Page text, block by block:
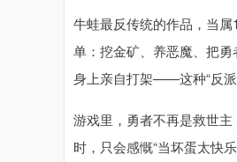
牛蛙最反传统的作品，当
单：挖金矿、养恶魔、把
身上亲自打架——这种“反派
游戏里，勇者不再是救世
时，只会感慨“当坏蛋太快